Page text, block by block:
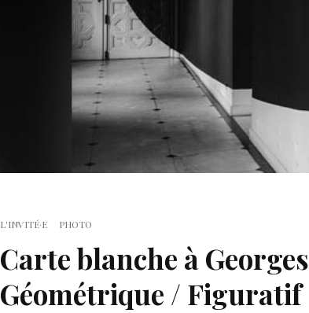
L'INVITÉ·E PHOTO
Carte blanche à
Géométrique / Figuratif